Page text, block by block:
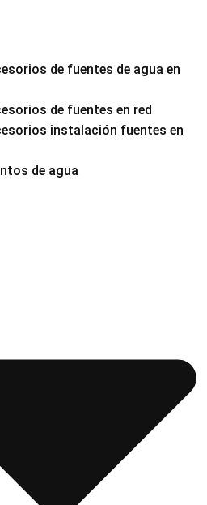
de fuentes de agua en
de fuentes en red
instalación fuentes en
de agua